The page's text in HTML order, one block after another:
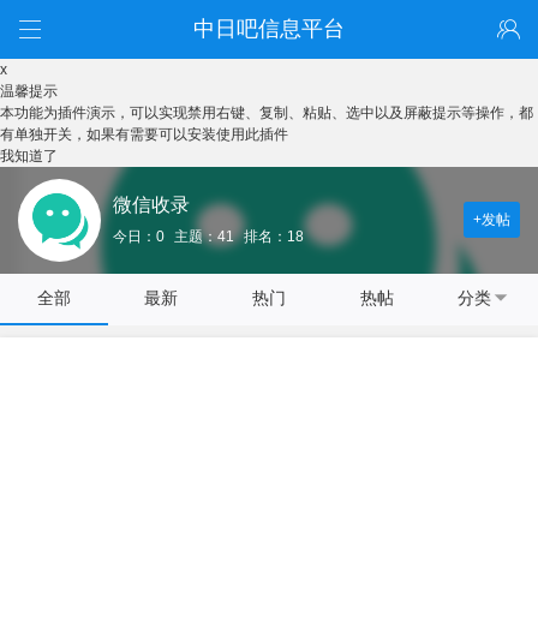
中日吧信息平台
x
温馨提示
本功能为插件演示，可以实现禁用右键、复制、粘贴、选中以及屏蔽提示等操作，都
有单独开关，如果有需要可以安装使用此插件
我知道了
微信收录
今日：0 主题：41 排名：18
+发帖
全部 最新 热门 热帖 分类